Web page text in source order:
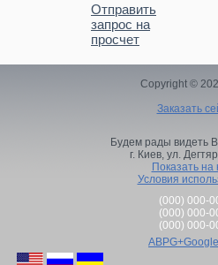
Отправить
запрос на
просчет
Copyright ©
Заказать
Будем рады видеть
г. Киев, ул.
Показать на
Условия
(000) 000-
(000) 000-
(000) 000-
ABPG+Google